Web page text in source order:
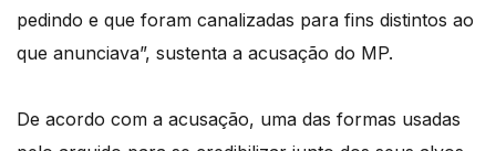
pedindo e que foram canalizadas para fins distintos ao
que anunciava”, sustenta a acusação do MP.
De acordo com a acusação, uma das formas usadas